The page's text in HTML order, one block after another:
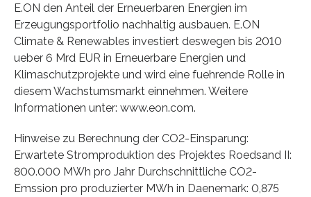
E.ON den Anteil der Erneuerbaren Energien im
Erzeugungsportfolio nachhaltig ausbauen. E.ON
Climate & Renewables investiert deswegen bis 2010
ueber 6 Mrd EUR in Erneuerbare Energien und
Klimaschutzprojekte und wird eine fuehrende Rolle in
diesem Wachstumsmarkt einnehmen. Weitere
Informationen unter: www.eon.com.
Hinweise zu Berechnung der CO2-Einsparung:
Erwartete Stromproduktion des Projektes Roedsand II:
800.000 MWh pro Jahr Durchschnittliche CO2-
Emssion pro produzierter MWh in Daenemark: 0,875